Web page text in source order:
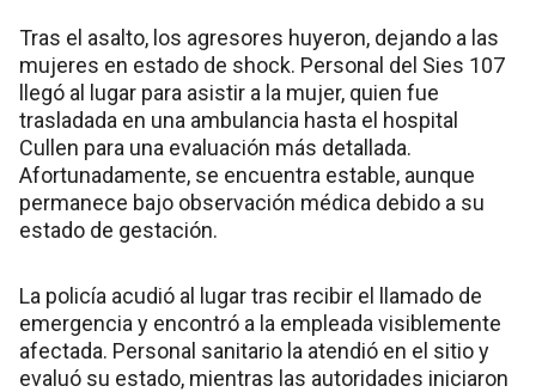
Tras el asalto, los agresores huyeron, dejando a las
mujeres en estado de shock. Personal del Sies 107
llegó al lugar para asistir a la mujer, quien fue
trasladada en una ambulancia hasta el hospital
Cullen para una evaluación más detallada.
Afortunadamente, se encuentra estable, aunque
permanece bajo observación médica debido a su
estado de gestación.
La policía acudió al lugar tras recibir el llamado de
emergencia y encontró a la empleada visiblemente
afectada. Personal sanitario la atendió en el sitio y
evaluó su estado, mientras las autoridades iniciaron